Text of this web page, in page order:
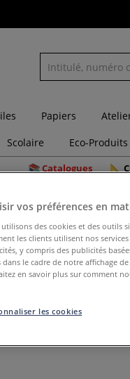
Papiers
Scolaire Eco-Produits
Catalogues
vos préférences en
utilisons des cookies et des outils
les clients utilisent nos
y compris des publicités
le cadre de notre affichage
en savoir plus sur comment
les cookies